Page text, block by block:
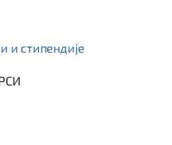
и стипендије